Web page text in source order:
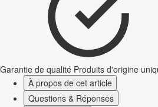
Garantie de qualité Produits d'origine
À propos de cet article
Questions & Réponses